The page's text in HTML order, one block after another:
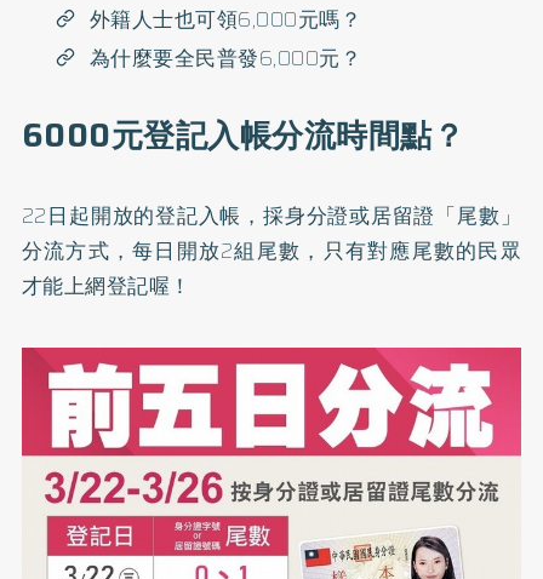
外籍人士也可領6,000元嗎？
為什麼要全民普發6,000元？
6000元登記入帳分流時間點？
22日起開放的登記入帳，採身分證或居留證「尾數」
分流方式，每日開放2組尾數，只有對應尾數的民眾
才能上網登記喔！